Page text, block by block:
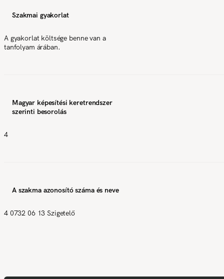
Szakmai gyakorlat
A gyakorlat költsége benne van a
tanfolyam árában.
Magyar képesítési keretrendszer
szerinti besorolás
4
A szakma azonosító száma és neve
4 0732 06 13 Szigetelő